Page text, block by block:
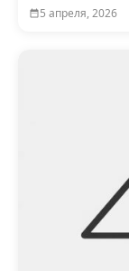
5 апреля, 2026